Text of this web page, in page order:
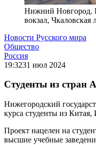
Нижний Новгород.
вокзал,
Новости Русского мира
Общество
Россия
19:3231 июл 2024
Студенты из стран
Нижегородский
курса студенты из
Проект нацелен на
высшие учебные